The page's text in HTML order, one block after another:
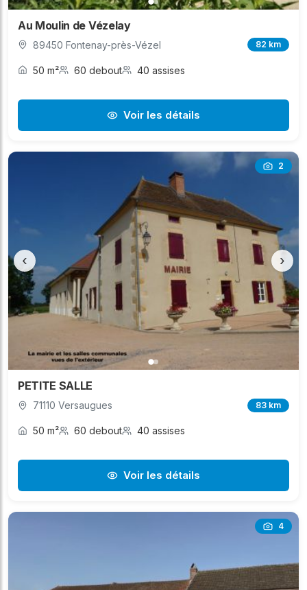
Au Moulin de Vézelay
89450 Fontenay-près-Vézel 82 km
50 m² 60 debout 40 assises
Voir les détails
2
‹ ›
PETITE SALLE
71110 Versaugues 83 km
50 m² 60 debout 40 assises
Voir les détails
4